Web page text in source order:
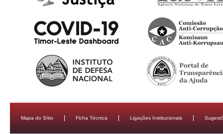
Mapa do Sítio Ficha Técnica Ligações Institucionais